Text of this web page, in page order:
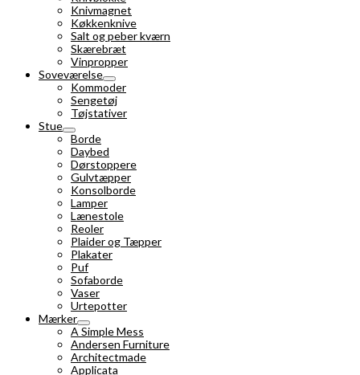
Knivmagnet
Køkkenknive
Salt og peber kværn
Skærebræt
Vinpropper
Soveværelse
Kommoder
Sengetøj
Tøjstativer
Stue
Borde
Daybed
Dørstoppere
Gulvtæpper
Konsolborde
Lamper
Lænestole
Reoler
Plaider og Tæpper
Plakater
Puf
Sofaborde
Vaser
Urtepotter
Mærker
A Simple Mess
Andersen Furniture
Architectmade
Applicata